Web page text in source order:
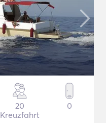
20
Kreuzfahrt
0